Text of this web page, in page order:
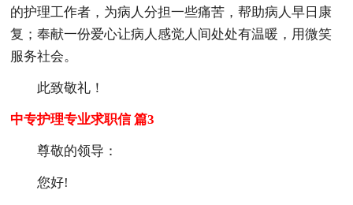
的护理工作者，为病人分担一些痛苦，帮助病人早日康
复；奉献一份爱心让病人感觉人间处处有温暖，用微笑
服务社会。
此致敬礼！
中专护理专业求职信 篇3
尊敬的领导：
您好!